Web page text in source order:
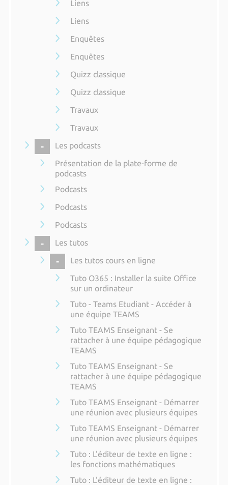
Liens
Liens
Enquêtes
Enquêtes
Quizz classique
Quizz classique
Travaux
Travaux
COLLAPSE
Les podcasts
Présentation de la plate-forme de
podcasts
Podcasts
Podcasts
Podcasts
COLLAPSE
Les tutos
COLLAPSE
Les tutos cours en ligne
Tuto O365 : Installer la suite Office
sur un ordinateur
Tuto - Teams Etudiant - Accéder à
une équipe TEAMS
Tuto TEAMS Enseignant - Se
rattacher à une équipe pédagogique
TEAMS
Tuto TEAMS Enseignant - Se
rattacher à une équipe pédagogique
TEAMS
Tuto TEAMS Enseignant - Démarrer
une réunion avec plusieurs équipes
Tuto TEAMS Enseignant - Démarrer
une réunion avec plusieurs équipes
Tuto : L'éditeur de texte en ligne :
les fonctions mathématiques
Tuto : L'éditeur de texte en ligne :